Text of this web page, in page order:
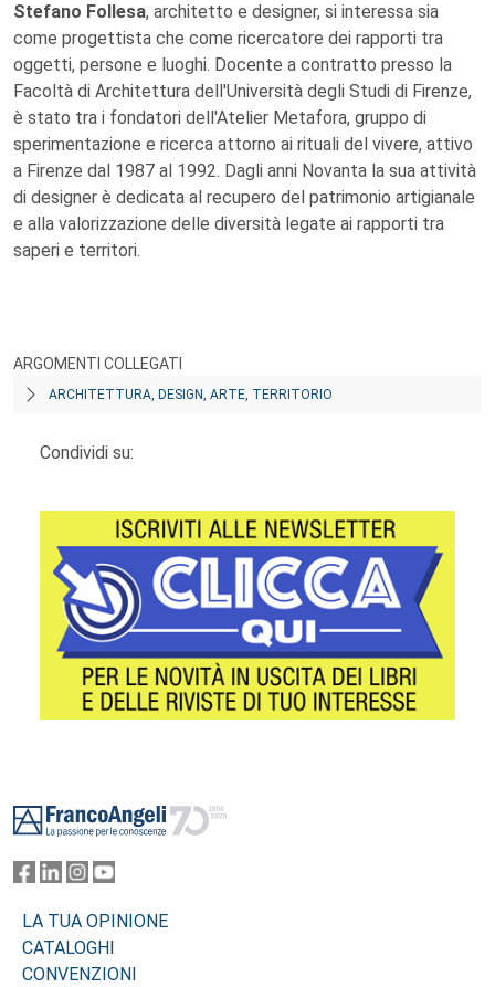
Stefano Follesa, architetto e designer, si interessa sia
come progettista che come ricercatore dei rapporti tra
oggetti, persone e luoghi. Docente a contratto presso la
Facoltà di Architettura dell'Università degli Studi di Firenze,
è stato tra i fondatori dell'Atelier Metafora, gruppo di
sperimentazione e ricerca attorno ai rituali del vivere, attivo
a Firenze dal 1987 al 1992. Dagli anni Novanta la sua attività
di designer è dedicata al recupero del patrimonio artigianale
e alla valorizzazione delle diversità legate ai rapporti tra
saperi e territori.
ARGOMENTI COLLEGATI
ARCHITETTURA, DESIGN, ARTE, TERRITORIO
Condividi su:
LA TUA OPINIONE
CATALOGHI
CONVENZIONI